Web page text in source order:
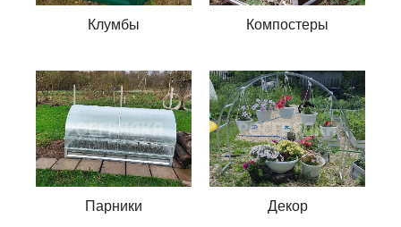
Клумбы Компостеры
Парники Декор